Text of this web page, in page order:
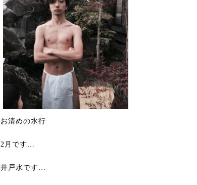
お清めの水行
2月です…
井戸水です…